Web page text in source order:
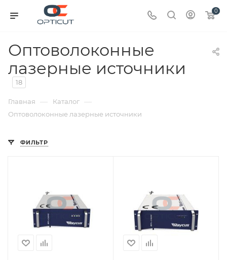
0
Оптоволоконные
лазерные источники
18
Главная — Каталог —
Оптоволоконные лазерные источники
ФИЛЬТР